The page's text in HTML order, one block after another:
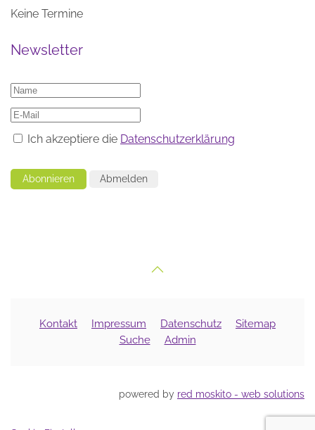
Keine Termine
Newsletter
Ich akzeptiere die Datenschutzerklärung
Abonnieren Abmelden
Kontakt Impressum Datenschutz
Sitemap
Suche
Admin
powered by red moskito - web solutions